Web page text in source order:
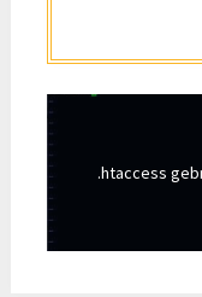
.htaccess